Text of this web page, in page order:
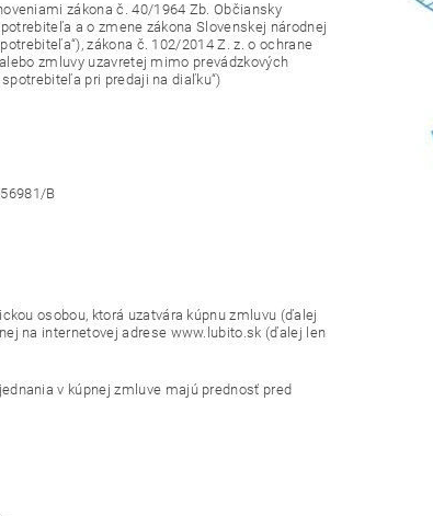
zákona č. 40/1964 Zb. Občiansky
a o zmene zákona Slovenskej národnej
zákona č. 102/2014 Z. z. o ochrane
zmluvy uzavretej mimo prevádzkových
pri predaji na diaľku“)
B
osobou, ktorá uzatvára kúpnu zmluvu (ďalej
na internetovej adrese www.lubito.sk (ďalej len
v kúpnej zmluve majú prednosť pred